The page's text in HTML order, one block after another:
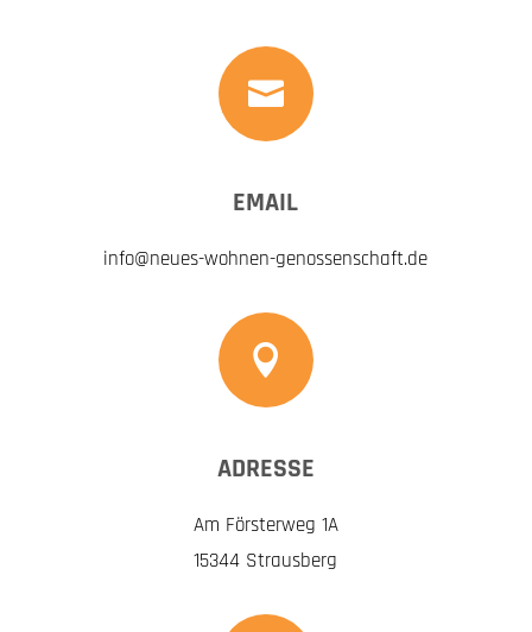

EMAIL
info@neues-wohnen-genossenschaft.de

ADRESSE
Am Försterweg 1A
15344 Strausberg